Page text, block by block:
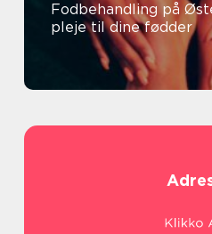
Fodbehandling på
pleje til dine fødder